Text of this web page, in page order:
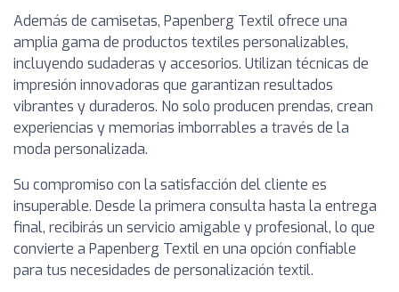
Además de camisetas, Papenberg Textil ofrece una
amplia gama de productos textiles personalizables,
incluyendo sudaderas y accesorios. Utilizan técnicas de
impresión innovadoras que garantizan resultados
vibrantes y duraderos. No solo producen prendas, crean
experiencias y memorias imborrables a través de la
moda personalizada.
Su compromiso con la satisfacción del cliente es
insuperable. Desde la primera consulta hasta la entrega
final, recibirás un servicio amigable y profesional, lo que
convierte a Papenberg Textil en una opción confiable
para tus necesidades de personalización textil.